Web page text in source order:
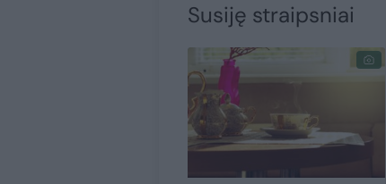
Susiję straipsniai